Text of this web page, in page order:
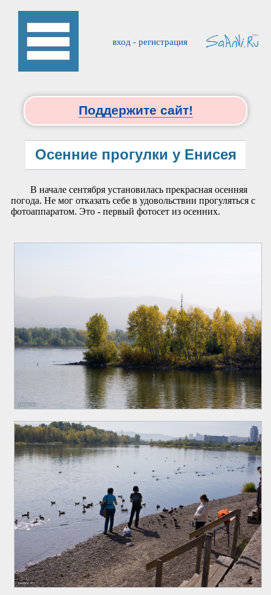
вход - регистрация
Поддержите сайт!
Осенние прогулки у Енисея
В начале сентября установилась прекрасная осенняя
погода. Не мог отказать себе в удовольствии прогуляться с
фотоаппаратом. Это - первый фотосет из осенних.